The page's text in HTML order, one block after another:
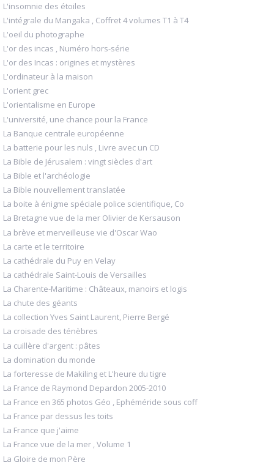
L'insomnie des étoiles
L'intégrale du Mangaka , Coffret 4 volumes T1 à T4
L'oeil du photographe
L'or des incas , Numéro hors-série
L'or des Incas : origines et mystères
L'ordinateur à la maison
L'orient grec
L'orientalisme en Europe
L'université, une chance pour la France
La Banque centrale européenne
La batterie pour les nuls , Livre avec un CD
La Bible de Jérusalem : vingt siècles d'art
La Bible et l'archéologie
La Bible nouvellement translatée
La boite à énigme spéciale police scientifique, Co
La Bretagne vue de la mer Olivier de Kersauson
La brève et merveilleuse vie d'Oscar Wao
La carte et le territoire
La cathédrale du Puy en Velay
La cathédrale Saint-Louis de Versailles
La Charente-Maritime : Châteaux, manoirs et logis
La chute des géants
La collection Yves Saint Laurent, Pierre Bergé
La croisade des ténèbres
La cuillère d'argent : pâtes
La domination du monde
La forteresse de Makiling et L'heure du tigre
La France de Raymond Depardon 2005-2010
La France en 365 photos Géo , Ephéméride sous coff
La France par dessus les toits
La France que j'aime
La France vue de la mer , Volume 1
La Gloire de mon Père